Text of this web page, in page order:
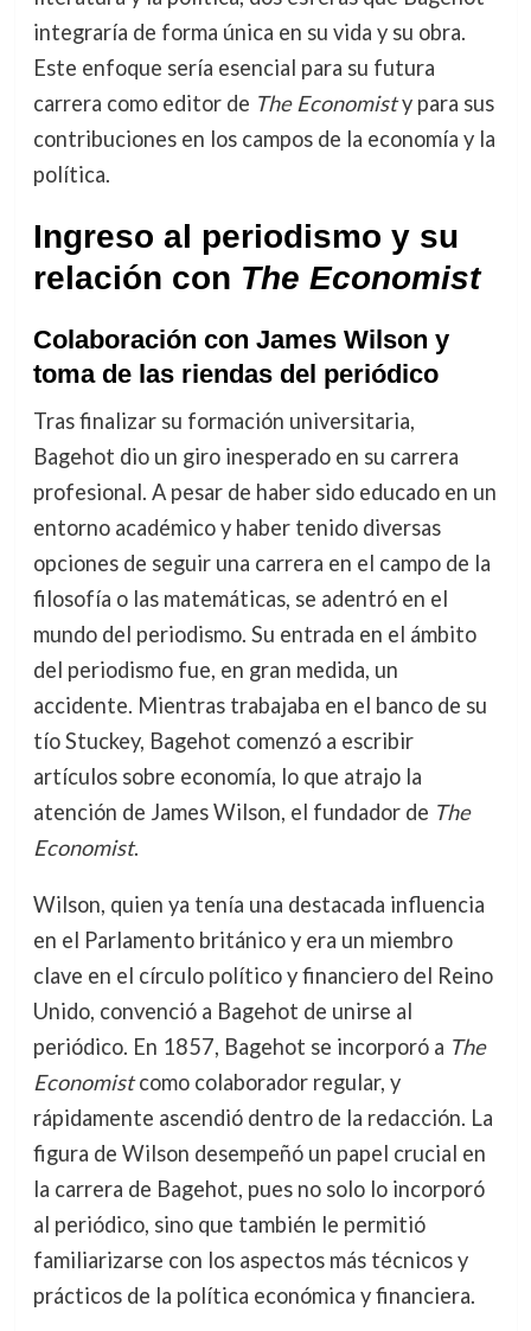
integraría de forma única en su vida y su obra.
Este enfoque sería esencial para su futura
carrera como editor de The Economisty para sus
contribuciones en los campos de la economía y la
política.
Ingreso al periodismo y su
relación con The Economist
Colaboración con James Wilson y
toma de las riendas del periódico
Tras finalizar su formación universitaria,
Bagehot dio un giro inesperado en su carrera
profesional. A pesar de haber sido educado en un
entorno académico y haber tenido diversas
opciones de seguir una carrera en el campo de la
filosofía o las matemáticas, se adentró en el
mundo del periodismo. Su entrada en el ámbito
del periodismo fue, en gran medida, un
accidente. Mientras trabajaba en el banco de su
tío Stuckey, Bagehot comenzó a escribir
artículos sobre economía, lo que atrajo la
atención de James Wilson, el fundador de The
Economist.
Wilson, quien ya tenía una destacada influencia
en el Parlamento británico y era un miembro
clave en el círculo político y financiero del Reino
Unido, convenció a Bagehot de unirse al
periódico. En 1857, Bagehot se incorporó a The
Economistcomo colaborador regular, y
rápidamente ascendió dentro de la redacción. La
figura de Wilson desempeñó un papel crucial en
la carrera de Bagehot, pues no solo lo incorporó
al periódico, sino que también le permitió
familiarizarse con los aspectos más técnicos y
prácticos de la política económica y financiera.